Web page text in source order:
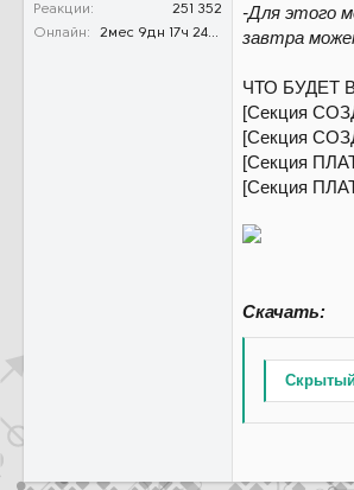
Реакции
251 352
Онлайн
2мес 9дн 17ч 24м 35с
-Для этого
завтра
ЧТО БУДЕТ
[Секция
[Секция
[Секция
[Секция
Скачать:
Скрытый